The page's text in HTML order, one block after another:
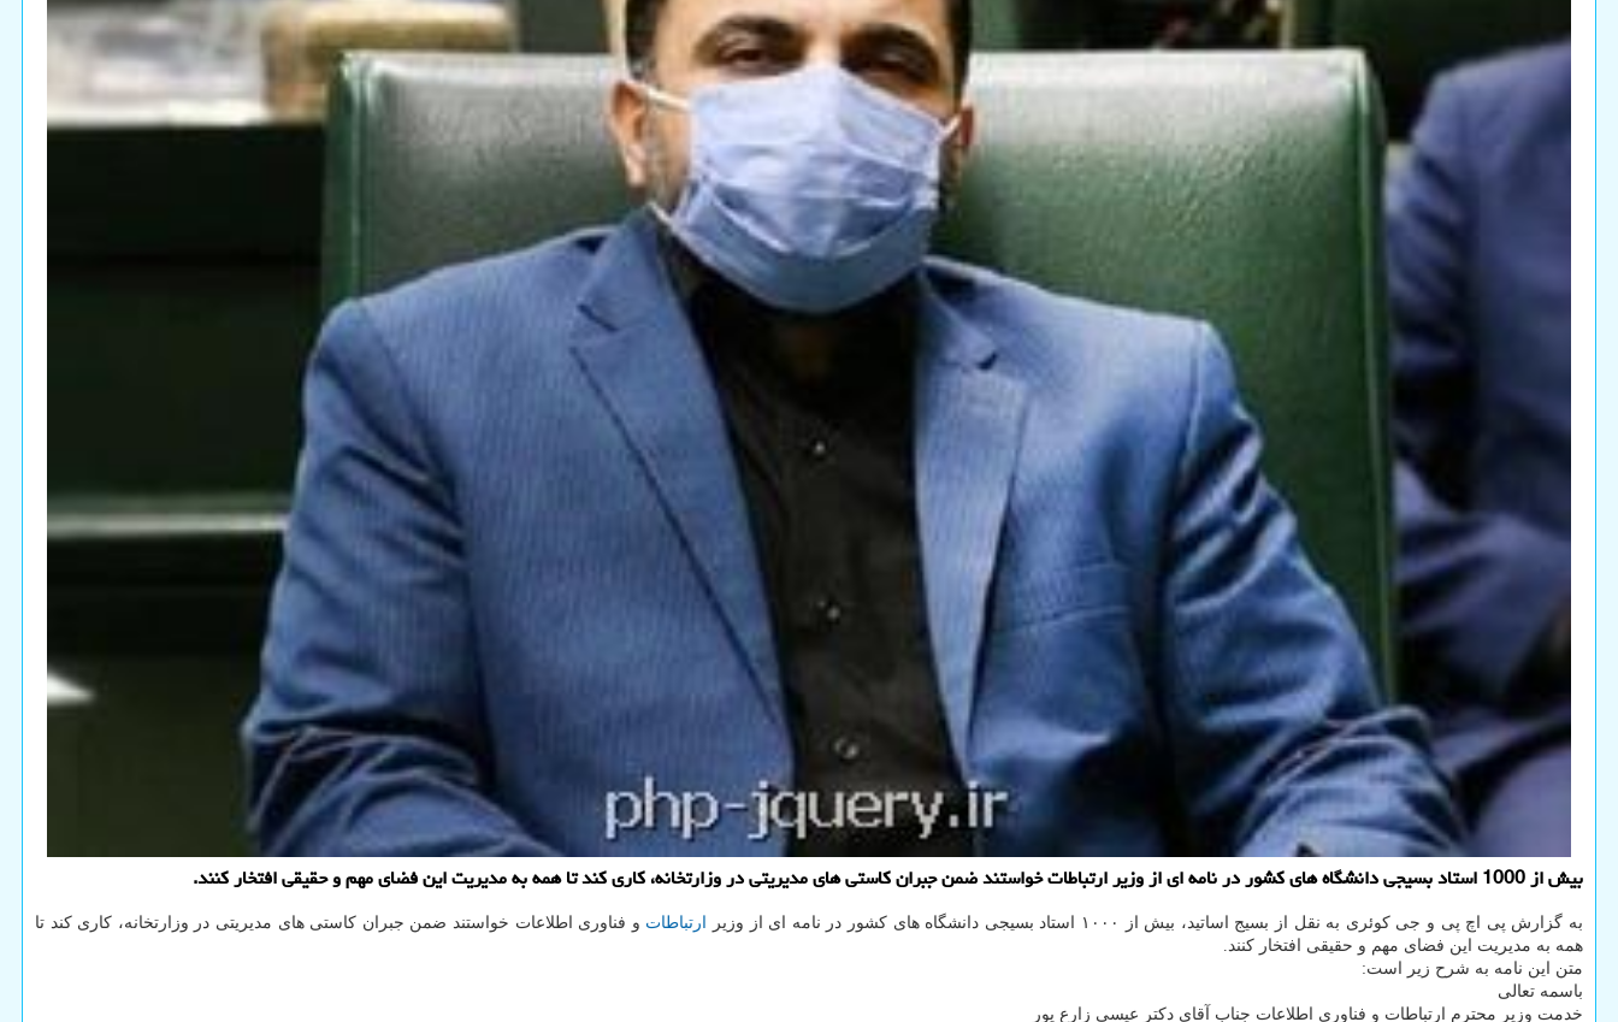
بیش از 1000 استاد بسیجی دانشگاه های کشور در نامه ای از وزیر ارتباطات خواستند ضمن جبران کاستی های مدیریتی در وزارتخانه، کاری کند تا همه به مدیریت این فضای مهم و حقیقی افتخار کنند.
به گزارش پی اچ پی و جی کوئری به نقل از بسیج اساتید، بیش از ۱۰۰۰ استاد بسیجی دانشگاه های کشور در نامه ای از وزیر ارتباطات و فناوری اطلاعات خواستند ضمن جبران کاستی های مدیریتی در وزارتخانه، کاری کند تا
همه به مدیریت این فضای مهم و حقیقی افتخار کنند.
متن این نامه به شرح زیر است:
باسمه تعالی
خدمت وزیر محترم ارتباطات و فناوری اطلاعات جناب آقای دکتر عیسی زارع پور